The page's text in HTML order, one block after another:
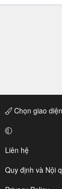
Chọn giao diện
Liên hệ
Quy định và Nội